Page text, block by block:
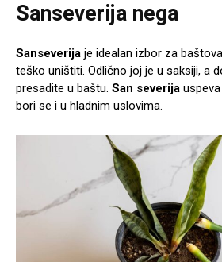
Sanseverija nega
Sanseverija je idealan izbor za
teško uništiti. Odlično joj je u saksiji, a
presadite u baštu. San severija
bori se i u hladnim uslovima.